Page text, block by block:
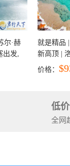
尔·赫
出发,
就是精品
新高顶 |
彩穴+马
价格：
低
全网